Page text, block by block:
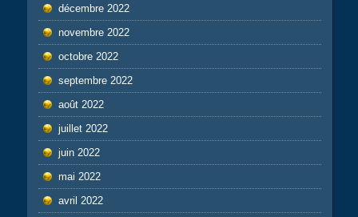
décembre 2022
novembre 2022
octobre 2022
septembre 2022
août 2022
juillet 2022
juin 2022
mai 2022
avril 2022